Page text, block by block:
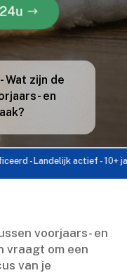
-Wat zijn de
en
actief - 10+ jaar
voorjaars- en
vraagt om een
van je